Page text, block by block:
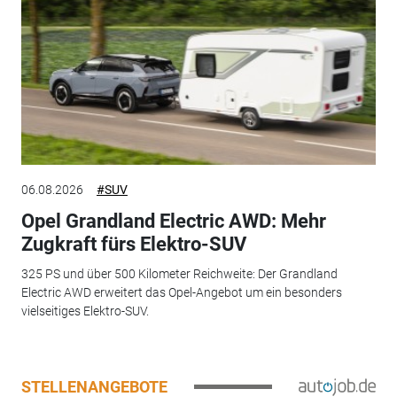
06.08.2026 #SUV
Opel Grandland Electric AWD: Mehr
Zugkraft fürs Elektro-SUV
325 PS und über 500 Kilometer Reichweite: Der Grandland
Electric AWD erweitert das Opel-Angebot um ein besonders
vielseitiges Elektro-SUV.
STELLENANGEBOTE